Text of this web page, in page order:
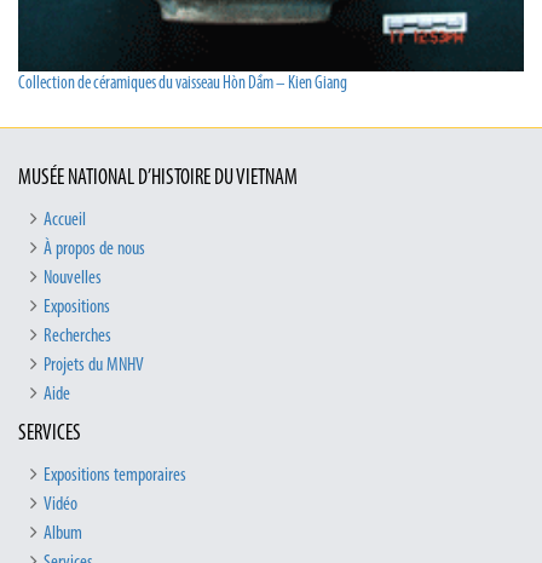
Collection de céramiques du vaisseau Hòn Dầm – Kien Giang
MUSÉE NATIONAL D’HISTOIRE DU VIETNAM
Accueil
À propos de nous
Nouvelles
Expositions
Recherches
Projets du MNHV
Aide
SERVICES
Expositions temporaires
Vidéo
Album